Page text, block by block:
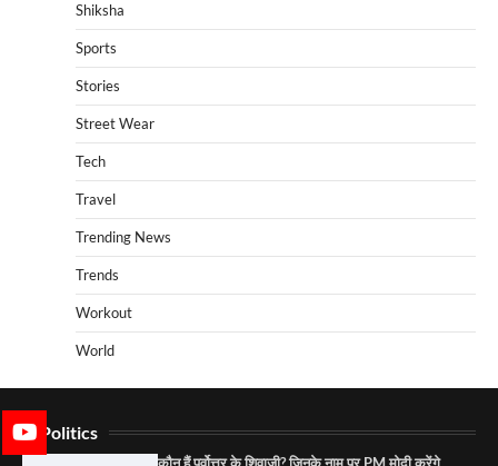
Shiksha
Sports
Stories
Street Wear
Tech
Travel
Trending News
Trends
Workout
World
Politics